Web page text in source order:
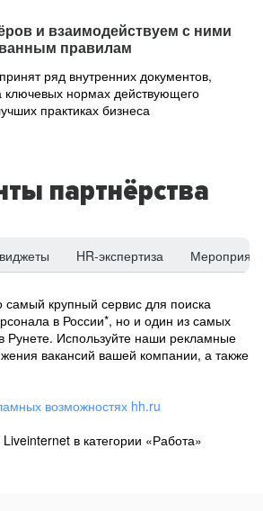
и взаимодействуем с ними
правилам
ряд внутренних документов,
ключевых нормах действующего
практиках бизнеса
партнёрства
HR-экспертиза
самый крупный сервис для поиска
в России*, но и один из самых
Рунете. Используйте наши рекламные
вакансий вашей компании, а также
возможностях hh.ru
в категории «Работа»